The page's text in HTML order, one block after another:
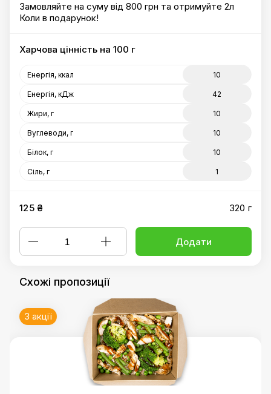
Замовляйте на суму від 800 грн та отримуйте 2л
Коли в подарунок!
Харчова цінність на 100 г
Енергія, ккал 10
Енергія, кДж 42
Жири, г 10
Вуглеводи, г 10
Білок, г 10
Сіль, г 1
125 ₴ 320 г
Додати
Схожі пропозиції
3 акції